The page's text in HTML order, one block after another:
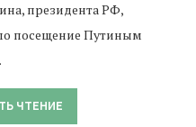
президента РФ,
посещение Путиным
ЧТЕНИЕ